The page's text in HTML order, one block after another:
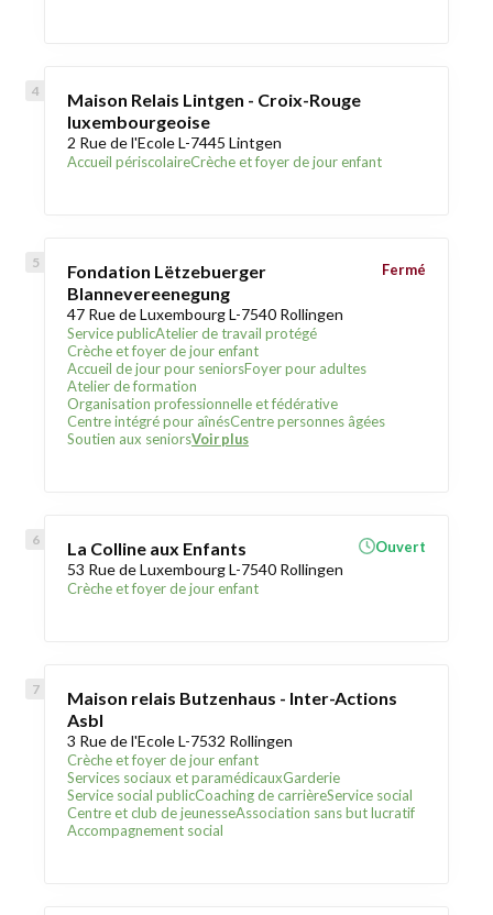
Maison Relais Lintgen - Croix-Rouge
luxembourgeoise
2 Rue de l'Ecole L-7445 Lintgen
Accueil périscolaireCrèche et foyer de jour enfant
Fondation Lëtzebuerger
Blannevereenegung
47 Rue de Luxembourg L-7540 Rollingen
Service publicAtelier de travail protégé
Crèche et foyer de jour enfant
Accueil de jour pour seniorsFoyer pour adultes
Atelier de formation
Organisation professionnelle et fédérative
Centre intégré pour aînésCentre personnes âgées
Soutien aux seniorsVoir plus
Fermé
La Colline aux Enfants
53 Rue de Luxembourg L-7540 Rollingen
Crèche et foyer de jour enfant
Ouvert
Maison relais Butzenhaus - Inter-Actions
Asbl
3 Rue de l'Ecole L-7532 Rollingen
Crèche et foyer de jour enfant
Services sociaux et paramédicauxGarderie
Service social publicCoaching de carrièreService social
Centre et club de jeunesseAssociation sans but lucratif
Accompagnement social